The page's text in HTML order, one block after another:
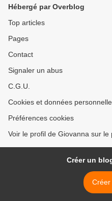
Hébergé par Overblog
Top articles
Pages
Contact
Signaler un abus
C.G.U.
Cookies et données
Préférences cookies
Voir le profil de Giovanna sur le
Créer un
Créer